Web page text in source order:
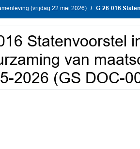
(vrijdag 22 mei 2026) G-26-016 Statenvoorstel inzake
Statenvoorstel
van
2026 (GS DOC-